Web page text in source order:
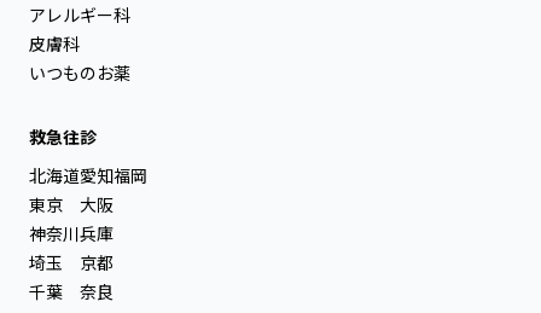
アレルギー科
皮膚科
いつものお薬
救急往診
北海道
東京
神奈川
埼玉
千葉
愛知
大阪
兵庫
京都
奈良
福岡